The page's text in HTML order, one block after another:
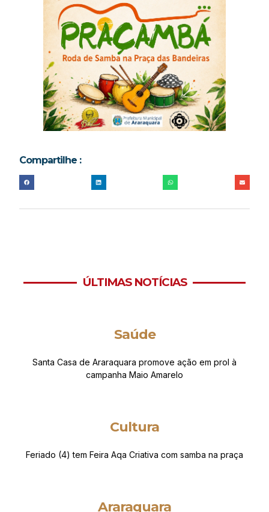
Compartilhe :
ÚLTIMAS NOTÍCIAS
Saúde
Santa Casa de Araraquara promove ação em prol à
campanha Maio Amarelo
Cultura
Feriado (4) tem Feira Aqa Criativa com samba na praça
Araraquara